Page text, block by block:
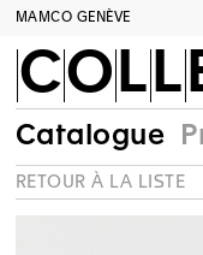
MAMCO GENÈVE
Catalogue
RETOUR À LA LISTE